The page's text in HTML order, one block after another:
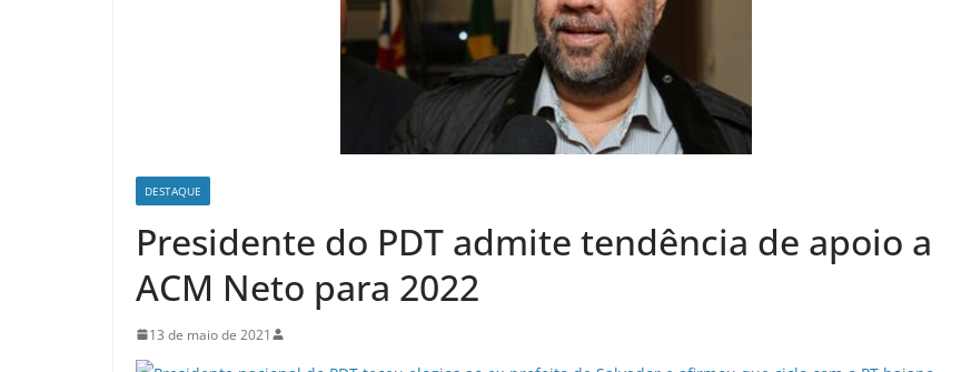
DESTAQUE
Presidente do PDT admite tendência de apoio a
ACM Neto para 2022
13 de maio de 2021